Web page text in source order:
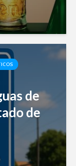
de
de